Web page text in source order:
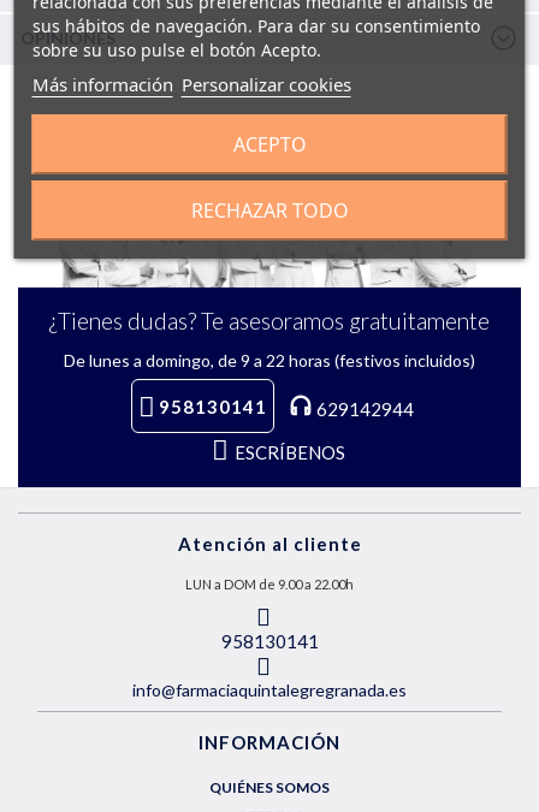
OPINIONES
¿Tienes dudas? Te asesoramos gratuitamente
De lunes a domingo, de 9 a 22 horas (festivos incluidos)
958130141
629142944
ESCRÍBENOS
Atención al cliente
LUN a DOM de 9.00 a 22.00h
958130141
info@farmaciaquintalegregranada.es
INFORMACIÓN
QUIÉNES SOMOS
sus hábitos de navegación. Para dar su consentimiento
sobre su uso pulse el botón Acepto.
Más información Personalizar cookies
RECHAZAR TODO
ACEPTO